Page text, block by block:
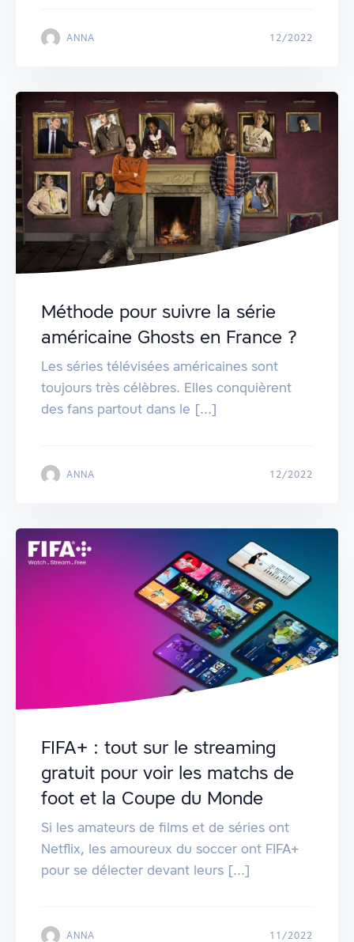
ANNA 12/2022
Méthode pour suivre la série
américaine Ghosts en France ?
Les séries télévisées américaines sont
toujours très célèbres. Elles conquièrent
des fans partout dans le [...]
ANNA 12/2022
FIFA+ : tout sur le streaming
gratuit pour voir les matchs de
foot et la Coupe du Monde
Si les amateurs de films et de séries ont
Netflix, les amoureux du soccer ont FIFA+
pour se délecter devant leurs [...]
ANNA 11/2022